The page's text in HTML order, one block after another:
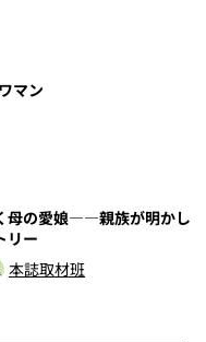
マン
母の愛娘――親族が明かし
リー
本誌取材班